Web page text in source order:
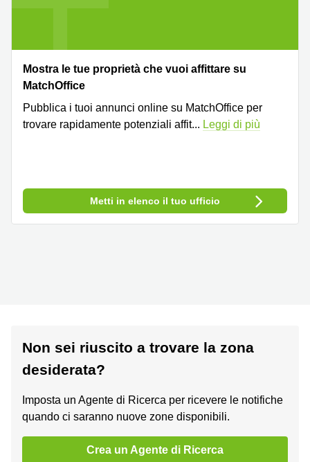
Centers
a Como
Mostra le tue proprietà che vuoi affittare su
MatchOffice
Pubblica i tuoi annunci online su MatchOffice per
trovare rapidamente potenziali affit... Leggi di più
Metti in elenco il tuo ufficio
Non sei riuscito a trovare la zona
desiderata?
Imposta un Agente di Ricerca per ricevere le notifiche
quando ci saranno nuove zone disponibili.
Crea un Agente di Ricerca